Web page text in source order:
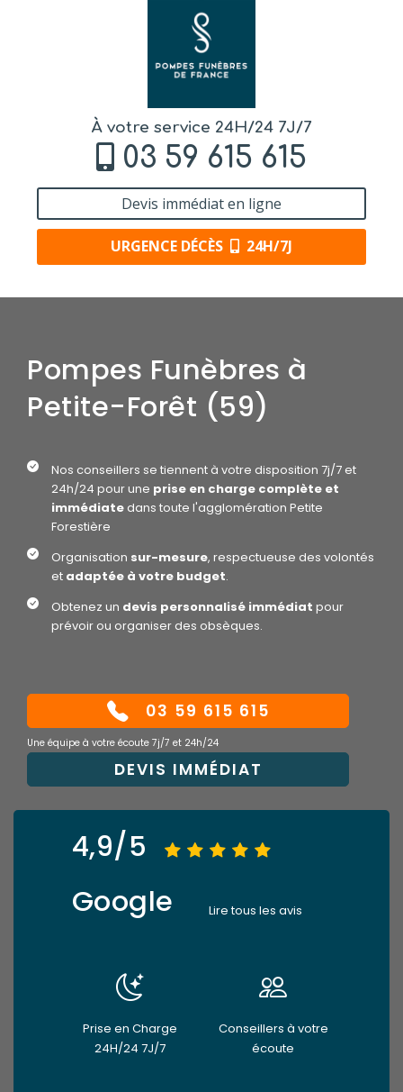
À votre service 24H/24 7J/7
03 59 615 615
Devis immédiat en ligne
URGENCE DÉCÈS 24H/7J
Pompes Funèbres à
Petite-Forêt (59)
Nos conseillers se tiennent à votre disposition 7j/7 et
24h/24 pour une prise en charge complète et
immédiatedans toute l'agglomération Petite
Forestière
Organisation sur-mesure, respectueuse des volontés
et adaptée à votre budget.
Obtenez un devis personnalisé immédiat pour
prévoir ou organiser des obsèques.
03 59 615 615
Une équipe à votre écoute 7j/7 et 24h/24
DEVIS IMMÉDIAT
4,9/5
Google
Lire tous les avis
Prise en Charge
24H/24 7J/7
Conseillers à votre
écoute